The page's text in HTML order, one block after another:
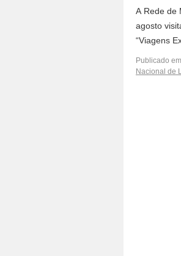
A Rede de
agosto
“Viagens
Publicado em
Nacional de